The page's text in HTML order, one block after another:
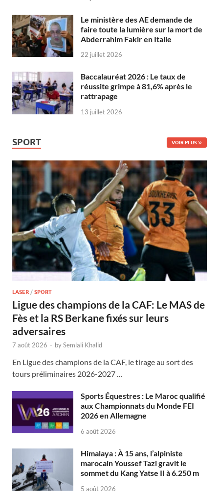
Le ministère des AE demande de
faire toute la lumière sur la mort de
Abderrahim Fakir en Italie
22 juillet 2026
Baccalauréat 2026 : Le taux de
réussite grimpe à 81,6% après le
rattrapage
13 juillet 2026
SPORT VOIR PLUS
LASER / SPORT
Ligue des champions de la CAF: Le MAS de
Fès et la RS Berkane fixés sur leurs
adversaires
7 août 2026 - bySemlali Khalid
En Ligue des champions de la CAF, le tirage au sort des
tours préliminaires 2026-2027 …
Sports Équestres : Le Maroc qualifié
aux Championnats du Monde FEI
2026 en Allemagne
6 août 2026
Himalaya : À 15 ans, l’alpiniste
marocain Youssef Tazi gravit le
sommet du Kang Yatse II à 6.250 m
5 août 2026